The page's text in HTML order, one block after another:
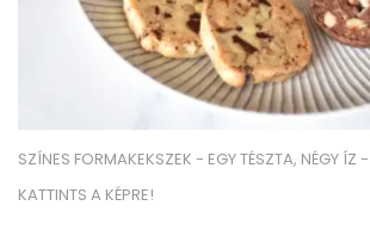
SZÍNES FORMAKEKSZEK - EGY TÉSZTA, NÉGY ÍZ -
KATTINTS A KÉPRE!